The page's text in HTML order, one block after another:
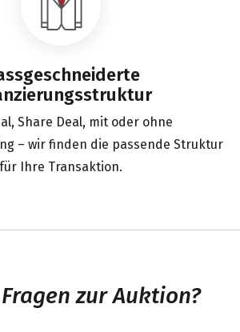
Share Deal, mit oder ohne
– wir finden die passende Struktur
für Ihre Transaktion.
zur Auktion?